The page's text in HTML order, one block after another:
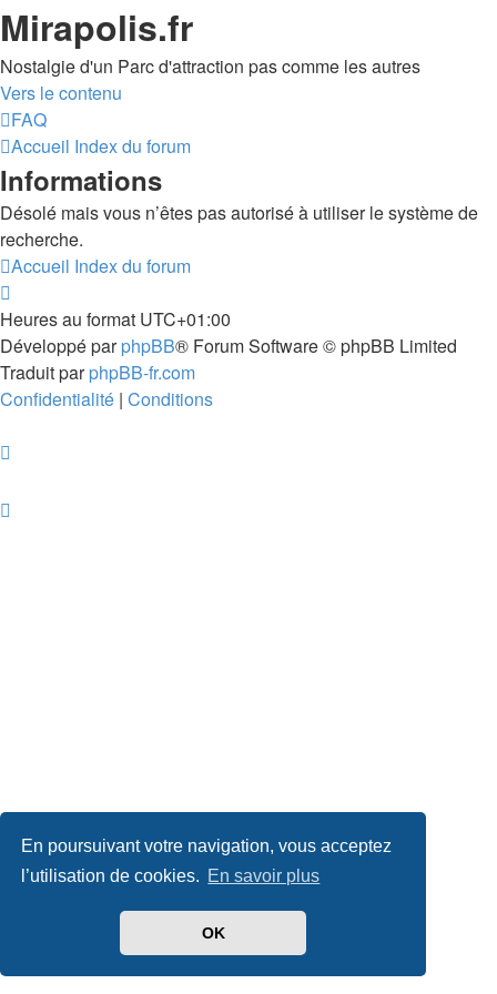
En poursuivant votre navigation, vous acceptez
l’utilisation de cookies. En savoir plus
OK
Mirapolis.fr
Nostalgie d'un Parc d'attraction pas comme les autres
Vers le contenu
FAQ
Accueil Index du forum
Informations
Désolé mais vous n’êtes pas autorisé à utiliser le système de
recherche.
Accueil Index du forum
Heures au format UTC+01:00
Développé parphpBB® Forum Software © phpBB Limited
Traduit parphpBB-fr.com
Confidentialité | Conditions